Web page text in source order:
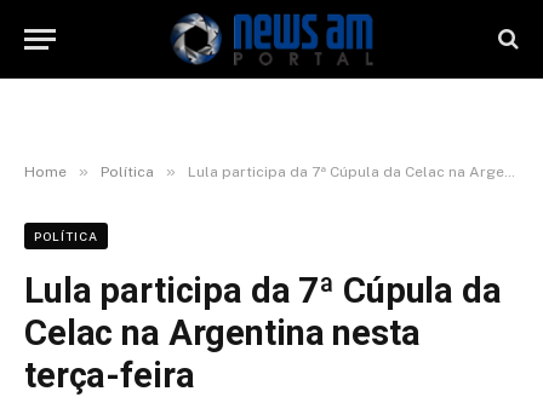
Home » Política » Lula participa da 7ª Cúpula da Celac na Argentina nesta terça-feira
POLÍTICA
Lula participa da 7ª Cúpula da
Celac na Argentina nesta
terça-feira